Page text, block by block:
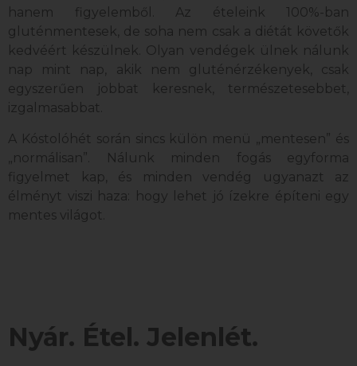
hanem figyelemből. Az ételeink 100%-ban
gluténmentesek, de soha nem csak a diétát követők
kedvéért készülnek. Olyan vendégek ülnek nálunk
nap mint nap, akik nem gluténérzékenyek, csak
egyszerűen jobbat keresnek, természetesebbet,
izgalmasabbat.
A Kóstolóhét során sincs külön menü „mentesen” és
„normálisan”. Nálunk minden fogás egyforma
figyelmet kap, és minden vendég ugyanazt az
élményt viszi haza: hogy lehet jó ízekre építeni egy
mentes világot.
Nyár. Étel. Jelenlét.